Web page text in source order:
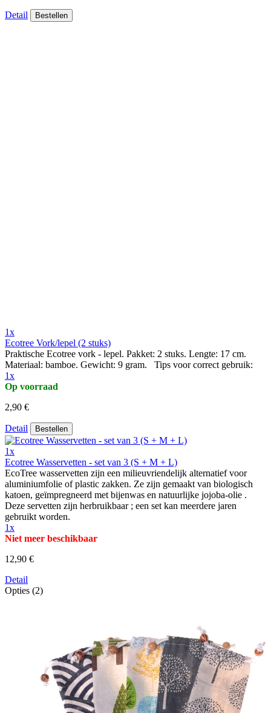
Detail Bestellen
1x
Ecotree Vork/lepel (2 stuks)
Praktische Ecotree vork - lepel. Pakket: 2 stuks. Lengte: 17 cm.
Materiaal: bamboe. Gewicht: 9 gram. Tips voor correct gebruik:
1x
Op voorraad
2,90 €
Detail Bestellen
1x
Ecotree Wasservetten - set van 3 (S + M + L)
EcoTree wasservetten zijn een milieuvriendelijk alternatief voor
aluminiumfolie of plastic zakken. Ze zijn gemaakt van biologisch
katoen, geïmpregneerd met bijenwas en natuurlijke jojoba-olie .
Deze servetten zijn herbruikbaar ; een set kan meerdere jaren
gebruikt worden.
1x
Niet meer beschikbaar
12,90 €
Detail
Opties (2)